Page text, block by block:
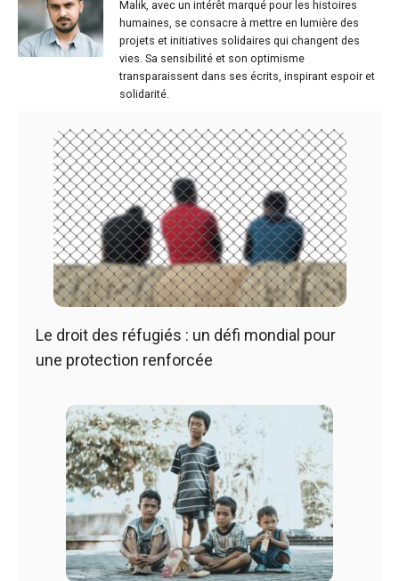
Malik, avec un intérêt marqué pour les histoires
humaines, se consacre à mettre en lumière des
projets et initiatives solidaires qui changent des
vies. Sa sensibilité et son optimisme
transparaissent dans ses écrits, inspirant espoir et
solidarité.
Le droit des réfugiés : un défi mondial pour
une protection renforcée